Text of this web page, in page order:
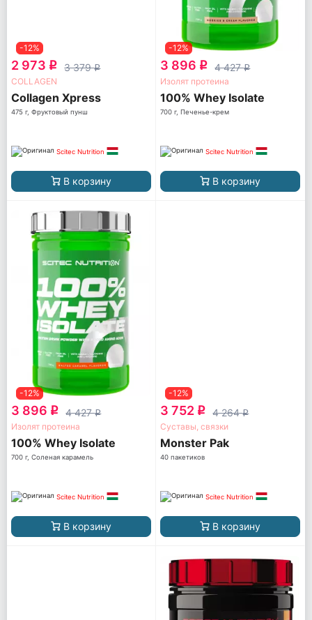
-12%
2 973 q 3 379q
COLLAGEN
Collagen Xpress
475 г, Фруктовый пунш
Scitec Nutrition
В корзину
-12%
3 896 q 4 427q
Изолят протеина
100% Whey Isolate
700 г, Печенье-крем
Scitec Nutrition
В корзину
-12%
3 896 q 4 427q
Изолят протеина
100% Whey Isolate
700 г, Соленая карамель
Scitec Nutrition
В корзину
-12%
3 752 q 4 264q
Суставы, связки
Monster Pak
40 пакетиков
Scitec Nutrition
В корзину